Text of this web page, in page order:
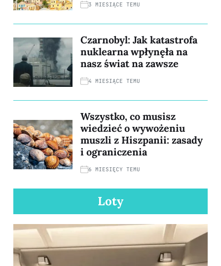
3 MIESIĄCE TEMU
Czarnobyl: Jak katastrofa
nuklearna wpłynęła na
nasz świat na zawsze
4 MIESIĄCE TEMU
Wszystko, co musisz
wiedzieć o wywożeniu
muszli z Hiszpanii: zasady
i ograniczenia
6 MIESIĘCY TEMU
Loty